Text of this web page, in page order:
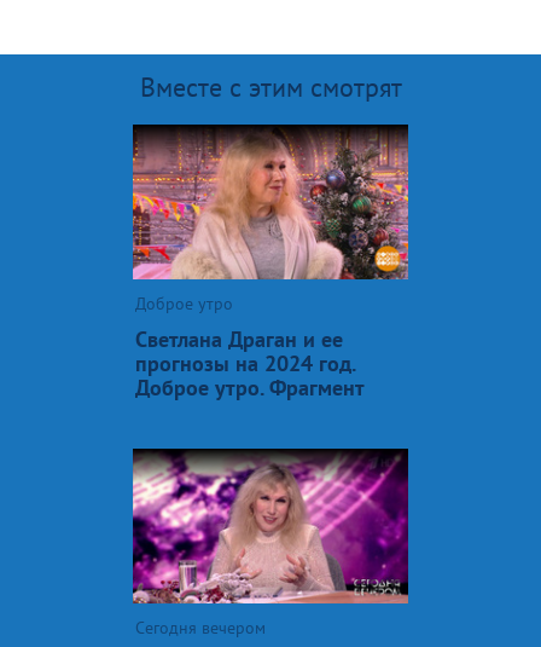
Вместе с этим смотрят
Доброе утро
Светлана Драган и ее
прогнозы на 2024 год.
Доброе утро. Фрагмент
Сегодня вечером